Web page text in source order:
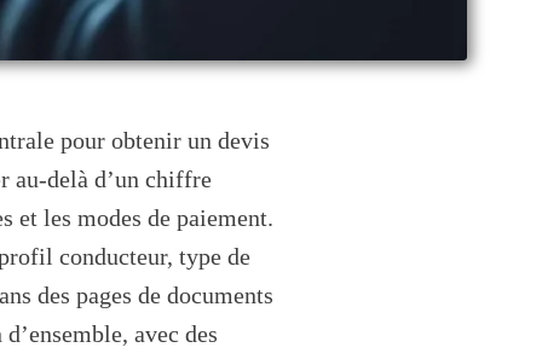
pour obtenir un devis
au-delà d’un chiffre
et les modes de paiement.
conducteur, type de
des pages de documents
avec des